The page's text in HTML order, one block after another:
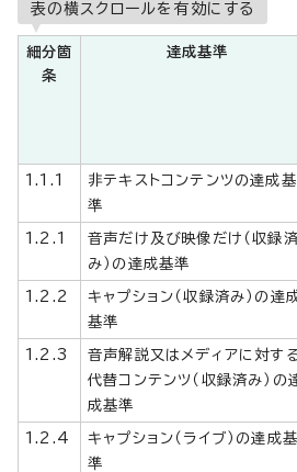
表の横スクロールを有効にする
細分箇
条
達成基準
1.1.1
非テキストコンテンツの達成基
準
1.2.1
音声だけ及び映像だけ（収録済
み）の達成基準
1.2.2
キャプション（収録済み）の達
基準
1.2.3
音声解説又はメディアに対す
代替コンテンツ（収録済み）の
成基準
1.2.4
キャプション（ライブ）の達成基
準